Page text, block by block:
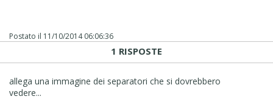
Postato il 11/10/2014 06:06:36
1 RISPOSTE
allega una immagine dei separatori che si dovrebbero
vedere...